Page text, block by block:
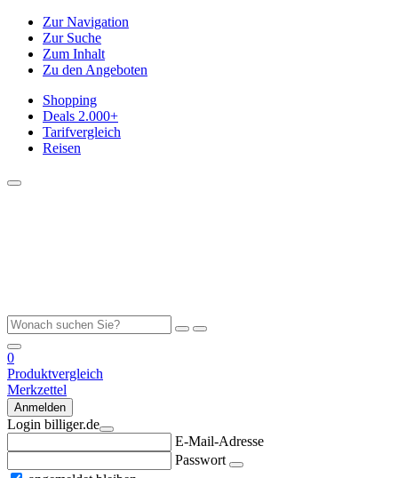
Zur Navigation
Zur Suche
Zum Inhalt
Zu den Angeboten
Shopping
Deals 2.000+
Tarifvergleich
Reisen
0
Produktvergleich
Merkzettel
Anmelden
Login billiger.de
E-Mail-Adresse
Passwort